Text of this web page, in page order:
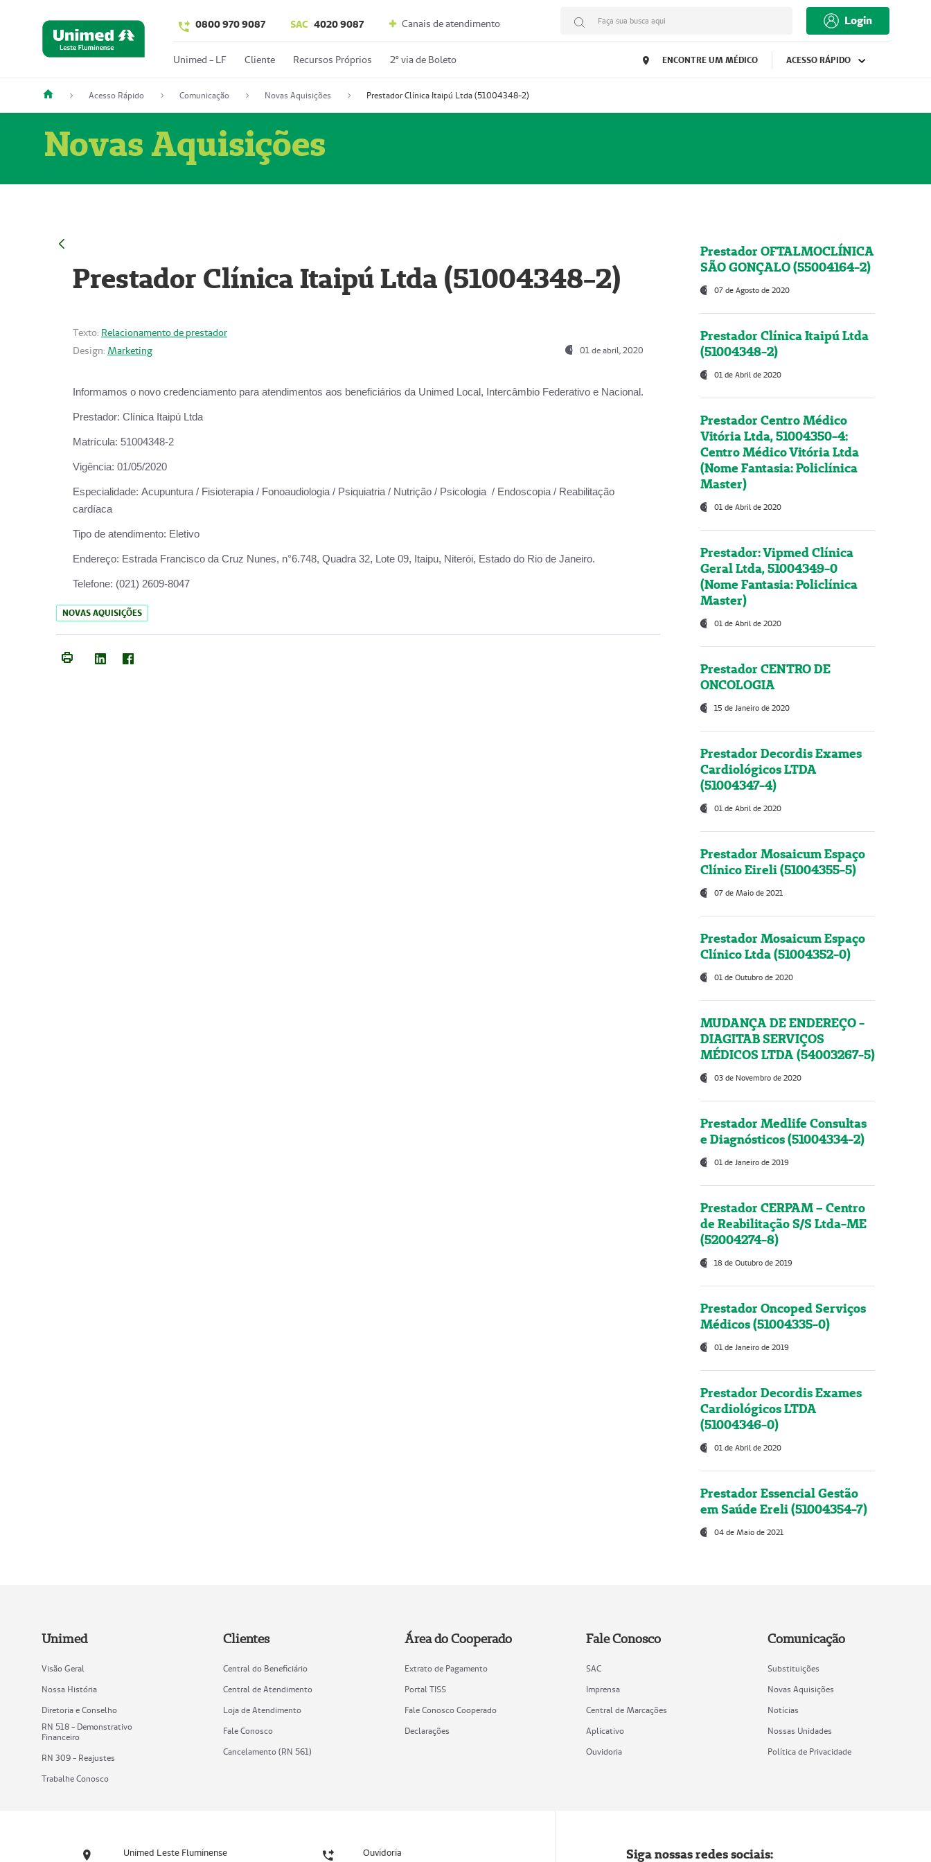
0800 970 9087 SAC 4020 9087 Canais de atendimento Faça sua busca aqui Login
Unimed - LF Cliente Recursos Próprios 2º via de Boleto ENCONTRE UM MÉDICO ACESSO RÁPIDO
Acesso Rápido Comunicação Novas Aquisições Prestador Clínica Itaipú Ltda (51004348-2)
Novas Aquisições
Prestador Clínica Itaipú Ltda (51004348-2)
Texto: Relacionamento de prestador
Design: Marketing 01 de abril, 2020
Informamos o novo credenciamento para atendimentos aos beneficiários da Unimed Local, Intercâmbio Federativo e Nacional.
Prestador: Clínica Itaipú Ltda
Matrícula: 51004348-2
Vigência: 01/05/2020
Especialidade: Acupuntura / Fisioterapia / Fonoaudiologia / Psiquiatria / Nutrição / Psicologia / Endoscopia / Reabilitação
cardíaca
Tipo de atendimento: Eletivo
Endereço: Estrada Francisco da Cruz Nunes, n°6.748, Quadra 32, Lote 09, Itaipu, Niterói, Estado do Rio de Janeiro.
Telefone: (021) 2609-8047
NOVAS AQUISIÇÕES
Prestador OFTALMOCLÍNICA
SÃO GONÇALO (55004164-2)
07 de Agosto de 2020
Prestador Clínica Itaipú Ltda
(51004348-2)
01 de Abril de 2020
Prestador Centro Médico
Vitória Ltda, 51004350-4:
Centro Médico Vitória Ltda
(Nome Fantasia: Policlínica
Master)
01 de Abril de 2020
Prestador: Vipmed Clínica
Geral Ltda, 51004349-0
(Nome Fantasia: Policlínica
Master)
01 de Abril de 2020
Prestador CENTRO DE
ONCOLOGIA
15 de Janeiro de 2020
Prestador Decordis Exames
Cardiológicos LTDA
(51004347-4)
01 de Abril de 2020
Prestador Mosaicum Espaço
Clínico Eireli (51004355-5)
07 de Maio de 2021
Prestador Mosaicum Espaço
Clínico Ltda (51004352-0)
01 de Outubro de 2020
MUDANÇA DE ENDEREÇO -
DIAGITAB SERVIÇOS
MÉDICOS LTDA (54003267-5)
03 de Novembro de 2020
Prestador Medlife Consultas
e Diagnósticos (51004334-2)
01 de Janeiro de 2019
Prestador CERPAM – Centro
de Reabilitação S/S Ltda-ME
(52004274-8)
18 de Outubro de 2019
Prestador Oncoped Serviços
Médicos (51004335-0)
01 de Janeiro de 2019
Prestador Decordis Exames
Cardiológicos LTDA
(51004346-0)
01 de Abril de 2020
Prestador Essencial Gestão
em Saúde Ereli (51004354-7)
04 de Maio de 2021
Unimed
Visão Geral
Nossa História
Diretoria e Conselho
RN 518 - Demonstrativo
Financeiro
RN 309 - Reajustes
Trabalhe Conosco
Clientes
Central do Beneficiário
Central de Atendimento
Loja de Atendimento
Fale Conosco
Cancelamento (RN 561)
Área do Cooperado
Extrato de Pagamento
Portal TISS
Fale Conosco Cooperado
Declarações
Fale Conosco
SAC
Imprensa
Central de Marcações
Aplicativo
Ouvidoria
Comunicação
Substituições
Novas Aquisições
Notícias
Nossas Unidades
Política de Privacidade
Unimed Leste Fluminense Ouvidoria Siga nossas redes sociais: